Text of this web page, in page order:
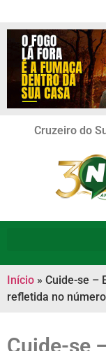
Cruzeiro do
Início » Cuide-se –
refletida no
Cuide-se